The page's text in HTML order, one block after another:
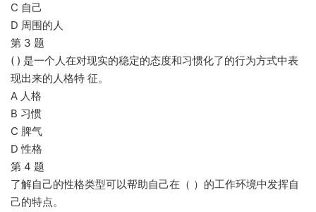
C 自己
D 周围的人
第 3 题
( ) 是一个人在对现实的稳定的态度和习惯化了的行为方式中表
现出来的人格特 征。
A 人格
B 习惯
C 脾气
D 性格
第 4 题
了解自己的性格类型可以帮助自己在（ ）的工作环境中发挥自
己的特点。